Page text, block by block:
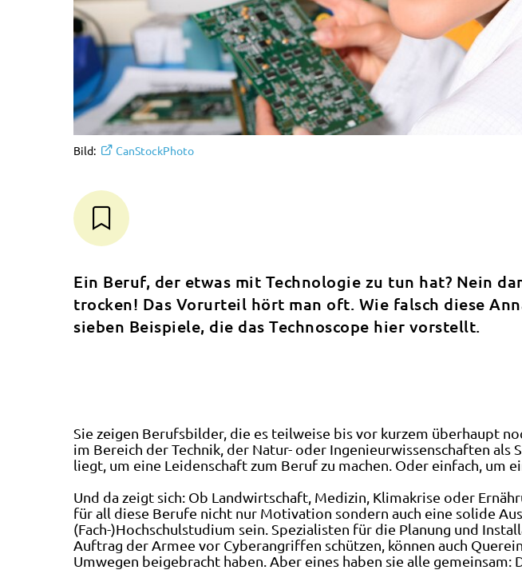
Bild: CanStockPhoto
Ein Beruf, der etwas mit Technologie zu tun hat? Nein
trocken! Das Vorurteil hört man oft. Wie falsch diese
sieben Beispiele, die das Technoscope hier vorstellt.
Sie zeigen Berufsbilder, die es teilweise bis vor kurzem überhaupt
im Bereich der Technik, der Natur- oder Ingenieurwissenschaften
liegt, um eine Leidenschaft zum Beruf zu machen. Oder einfach, um
Und da zeigt sich: Ob Landwirtschaft, Medizin, Klimakrise oder
für all diese Berufe nicht nur Motivation sondern auch eine solide
(Fach-)Hochschulstudium sein. Spezialisten für die Planung und
Auftrag der Armee vor Cyberangriffen schützen, können auch
Umwegen beigebracht haben. Aber eines haben sie alle gemeinsam: